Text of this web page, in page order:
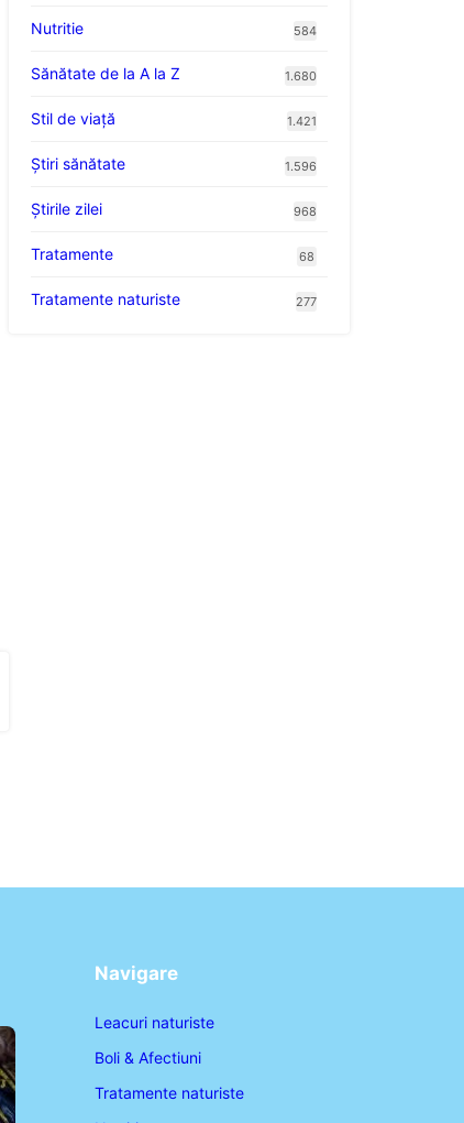
Nutritie 584
Sănătate de la A la Z 1.680
Stil de viaţă 1.421
Ştiri sănătate 1.596
Știrile zilei 968
Tratamente 68
Tratamente naturiste 277
Navigare
Leacuri naturiste
Boli & Afectiuni
Tratamente naturiste